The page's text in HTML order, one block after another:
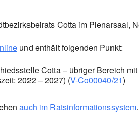
Cotta im Plenarsaal,
und enthält folgenden Punkt:
Cotta – übriger Bereich
2022 – 2027) (V-Co00040/21)
auch im Ratsinformationssystem.